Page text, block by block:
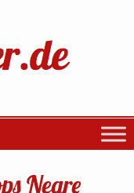
Negre